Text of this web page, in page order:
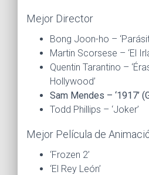
Mejor Director
Bong Joon-ho –
Martin Scorsese – ‘El
Quentin Tarantino –
Hollywood’
Sam Mendes – ‘1917’
Todd Phillips – ‘Joker’
Mejor Película de
‘Frozen 2’
‘El Rey León’